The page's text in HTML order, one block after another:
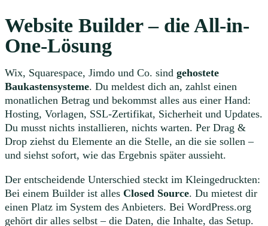
Website Builder – die All-in-
One-Lösung
Wix, Squarespace, Jimdo und Co. sind gehostete
Baukastensysteme. Du meldest dich an, zahlst einen
monatlichen Betrag und bekommst alles aus einer Hand:
Hosting, Vorlagen, SSL-Zertifikat, Sicherheit und Updates.
Du musst nichts installieren, nichts warten. Per Drag &
Drop ziehst du Elemente an die Stelle, an die sie sollen –
und siehst sofort, wie das Ergebnis später aussieht.
Der entscheidende Unterschied steckt im Kleingedruckten:
Bei einem Builder ist alles Closed Source. Du mietest dir
einen Platz im System des Anbieters. Bei WordPress.org
gehört dir alles selbst – die Daten, die Inhalte, das Setup.